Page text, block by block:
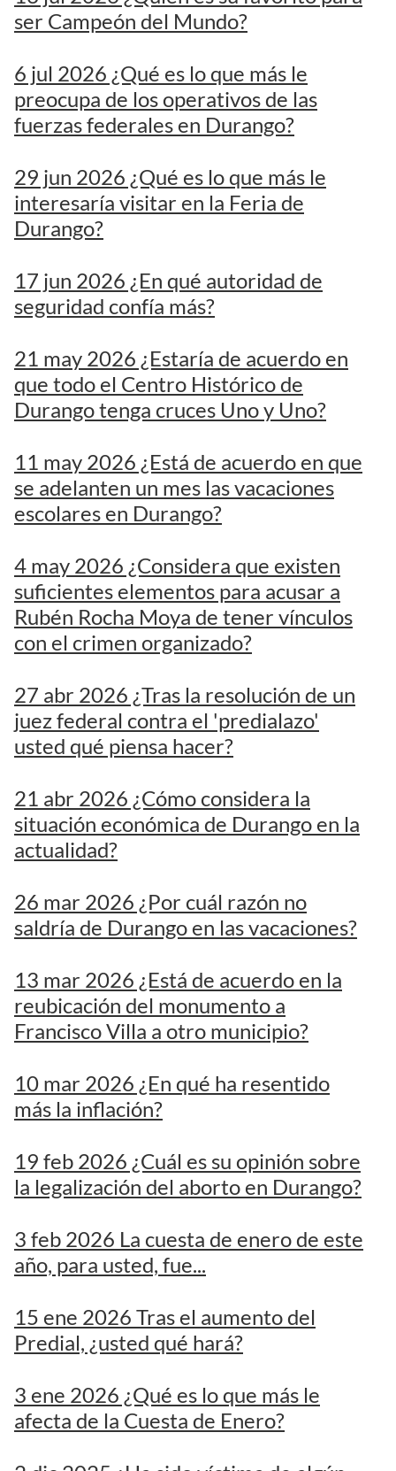
ser Campeón del Mundo?
6 jul 2026 ¿Qué es lo que más le
preocupa de los operativos de las
fuerzas federales en Durango?
29 jun 2026 ¿Qué es lo que más le
interesaría visitar en la Feria de
Durango?
17 jun 2026 ¿En qué autoridad de
seguridad confía más?
21 may 2026 ¿Estaría de acuerdo en
que todo el Centro Histórico de
Durango tenga cruces Uno y Uno?
11 may 2026 ¿Está de acuerdo en que
se adelanten un mes las vacaciones
escolares en Durango?
4 may 2026 ¿Considera que existen
suficientes elementos para acusar a
Rubén Rocha Moya de tener vínculos
con el crimen organizado?
27 abr 2026 ¿Tras la resolución de un
juez federal contra el 'predialazo'
usted qué piensa hacer?
21 abr 2026 ¿Cómo considera la
situación económica de Durango en la
actualidad?
26 mar 2026 ¿Por cuál razón no
saldría de Durango en las vacaciones?
13 mar 2026 ¿Está de acuerdo en la
reubicación del monumento a
Francisco Villa a otro municipio?
10 mar 2026 ¿En qué ha resentido
más la inflación?
19 feb 2026 ¿Cuál es su opinión sobre
la legalización del aborto en Durango?
3 feb 2026 La cuesta de enero de este
año, para usted, fue...
15 ene 2026 Tras el aumento del
Predial, ¿usted qué hará?
3 ene 2026 ¿Qué es lo que más le
afecta de la Cuesta de Enero?